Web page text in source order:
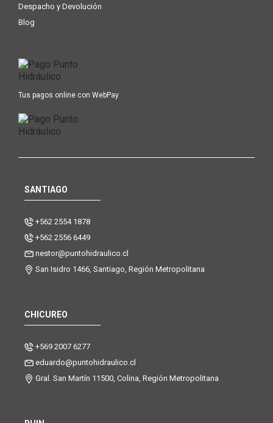
Despacho y Devolución
Blog
Tus pagos online con WebPay
SANTIAGO
+562 2554 1878
+562 2556 6449
nestor@puntohidraulico.cl
San Isidro 1466, Santiago, Región Metropolitana
CHICUREO
+569 2007 6277
eduardo@puntohidraulico.cl
Gral. San Martín 11500, Colina, Región Metropolitana